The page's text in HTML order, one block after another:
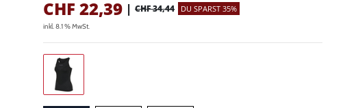
CHF 22,39 | CHF 34,44 DU SPARST 35%
inkl. 8.1 % MwSt.